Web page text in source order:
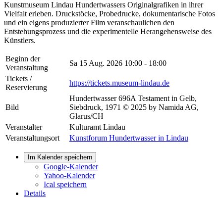
Kunstmuseum Lindau Hundertwassers Originalgrafiken in ihrer
Vielfalt erleben. Druckstöcke, Probedrucke, dokumentarische Fotos
und ein eigens produzierter Film veranschaulichen den
Entstehungsprozess und die experimentelle Herangehensweise des
Künstlers.
Beginn der
Veranstaltung
Sa 15 Aug. 2026 10:00 - 18:00
Tickets /
Reservierung
https://tickets.museum-lindau.de
Bild
Hundertwasser 696A Testament in Gelb,
Siebdruck, 1971 © 2025 by Namida AG,
Glarus/CH
Veranstalter
Kulturamt Lindau
Veranstaltungsort
Kunstforum Hundertwasser in Lindau
Im Kalender speichern
Google-Kalender
Yahoo-Kalender
Ical speichern
Details